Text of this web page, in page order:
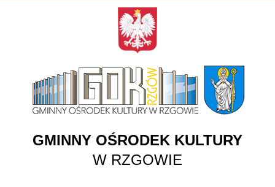
GMINNY OŚRODEK KULTURY
W RZGOWIE